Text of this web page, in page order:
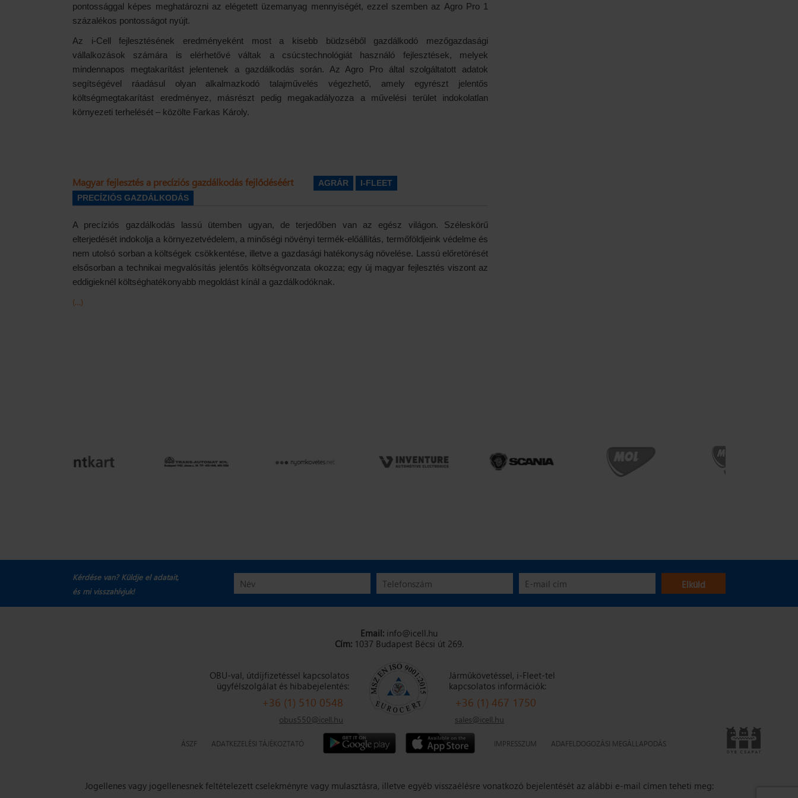
pontossággal képes meghatározni az elégetett üzemanyag mennyiségét, ezzel szemben az Agro Pro 1
százalékos pontosságot nyújt.
Az i-Cell fejlesztésének eredményeként most a kisebb büdzséből gazdálkodó mezőgazdasági
vállalkozások számára is elérhetővé váltak a csúcstechnológiát használó fejlesztések, melyek
mindennapos megtakarítást jelentenek a gazdálkodás során. Az Agro Pro által szolgáltatott adatok
segítségével ráadásul olyan alkalmazkodó talajművelés végezhető, amely egyrészt jelentős
költségmegtakarítást eredményez, másrészt pedig megakadályozza a művelési terület indokolatlan
környezeti terhelését – közölte Farkas Károly.
Magyar fejlesztés a precíziós gazdálkodás fejlődéséért AGRÁR
I-FLEET
PRECÍZIÓS GAZDÁLKODÁS
A precíziós gazdálkodás lassú ütemben ugyan, de terjedőben van az egész világon. Széleskörű
elterjedését indokolja a környezetvédelem, a minőségi növényi termék-előállítás, termőföldjeink védelme és
nem utolsó sorban a költségek csökkentése, illetve a gazdasági hatékonyság növelése. Lassú előretörését
elsősorban a technikai megvalósítás jelentős költségvonzata okozza; egy új magyar fejlesztés viszont az
eddigieknél költséghatékonyabb megoldást kínál a gazdálkodóknak.
(…)
Kérdése van? Küldje el adatait,
és mi visszahívjuk!
Email: info@icell.hu
Cím:1037 Budapest Bécsi út 269.
OBU-val, útdíjfizetéssel kapcsolatos
ügyfélszolgálat és hibabejelentés:
+36 (1) 510 0548
obus550@icell.hu
Járműkövetéssel, i-Fleet-tel
kapcsolatos információk:
+36 (1) 467 1750
sales@icell.hu
ÁSZF ADATKEZELÉSI TÁJÉKOZTATÓ IMPRESSZUM ADAFELDOGOZÁSI MEGÁLLAPODÁS
Jogellenes vagy jogellenesnek feltételezett cselekményre vagy mulasztásra, illetve egyéb visszaélésre vonatkozó bejelentését az alábbi e-mail címen teheti meg: